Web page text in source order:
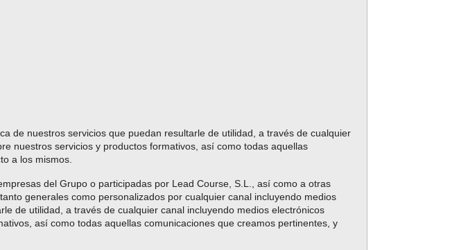
de nuestros servicios que puedan resultarle de utilidad, a través de cualquier
nuestros servicios y productos formativos, así como todas aquellas
a los mismos.
del Grupo o participadas por Lead Course, S.L., así como a otras
generales como personalizados por cualquier canal incluyendo medios
de utilidad, a través de cualquier canal incluyendo medios electrónicos
así como todas aquellas comunicaciones que creamos pertinentes, y